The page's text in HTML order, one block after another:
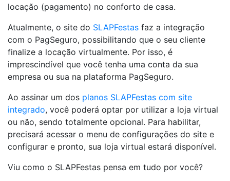
locação (pagamento) no conforto de casa.
Atualmente, o site do SLAPFestas faz a integração
com o PagSeguro, possibilitando que o seu cliente
finalize a locação virtualmente. Por isso, é
imprescindível que você tenha uma conta da sua
empresa ou sua na plataforma PagSeguro.
Ao assinar um dos planos SLAPFestas com site
integrado, você poderá optar por utilizar a loja virtual
ou não, sendo totalmente opcional. Para habilitar,
precisará acessar o menu de configurações do site e
configurar e pronto, sua loja virtual estará disponível.
Viu como o SLAPFestas pensa em tudo por você?